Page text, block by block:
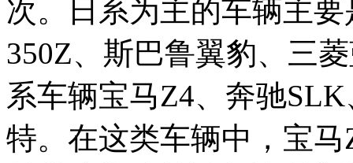
次。日系为主的车辆主
350Z、斯巴鲁翼豹、三
系车辆宝马Z4、奔驰
特。在这类车辆中，宝